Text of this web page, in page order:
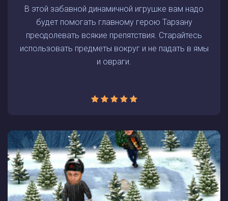
В этой забавной динамичной игрушке вам надо
будет помогать главному герою Тарзану
преодолевать всякие препятствия. Старайтесь
использовать предметы вокруг и не падать в ямы
и овраги.